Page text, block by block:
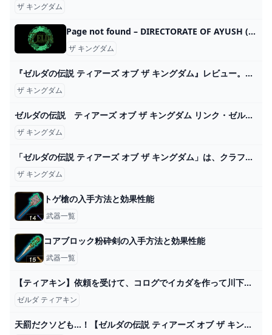
ザ キングダム
Page not found – DIRECTORATE OF AYUSH (M.S.)
ザ キングダム
『ゼルダの伝説 ティアーズ オブ ザ キングダム』レビュー。後世に語り継がれるであろう、人類の進化を体現する傑作 - AUTOMATON
ザ キングダム
ゼルダの伝説 ティアーズ オブ ザ キングダム リンク・ゼルダ・ガノンドロフ像 展示映像 [Nintendo Live 2024 TOKYO] - YouTube
ザ キングダム
「ゼルダの伝説 ティアーズ オブ ザ キングダム」は、クラフトの自由度が高すぎてストーリーがまったく進まない WIRED.jp
ザ キングダム
トゲ槍の入手方法と効果性能
武器一覧
コアブロック粉砕剣の入手方法と効果性能
武器一覧
【ティアキン】依頼を受けて、コログでイカダを作って川下りをしてみた【ドリカラ】【ゼルダの伝説ティアーズオブザキングダムTotK字幕実況バグ検証】 - YouTube
ゼルダ ティアキン
天罰だクソども…！【ゼルダの伝説 ティアーズ オブ ザ キングダム】＃３９ - YouTube